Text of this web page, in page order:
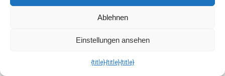
Ablehnen
Einstellungen ansehen
{title}{title}{title}